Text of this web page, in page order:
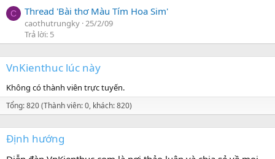
C Thread 'Bài thơ Màu Tím Hoa Sim'
caothutrungky 25/2/09
Trả lời: 5
VnKienthuc lúc này
Không có thành viên trực tuyến.
Tổng: 820 (Thành viên: 0, khách: 820)
Định hướng